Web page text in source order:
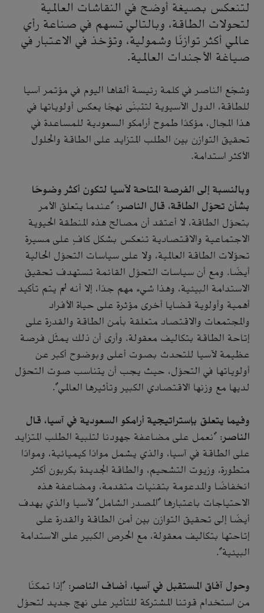
لتنعكس بصيغة أوضح في النقاشات العالمية
لتحولات الطاقة، وبالتالي تسهم في صناعة رأي
عالمي أكثر توازنًا وشمولية، وتؤخذ في الاعتبار في
صياغة الأجندات العالمية.
وشجّع الناصر في كلمة رئيسة ألقاها اليوم في مؤتمر آسيا
للطاقة، الدول الآسيوية لتتبنّى نهجًا يعكس أولوياتها في
هذا المجال، مؤكدًا طموح أرامكو السعودية للمساعدة في
تحقيق التوازن بين الطلب المتزايد على الطاقة والحلول
الأكثر استدامة.
وبالنسبة إلى الفرصة المتاحة لآسيا لتكون أكثر وضوحًا
بشأن تحوّل الطاقة، قال الناصر: "عندما يتعلق الأمر
بتحوّل الطاقة، لا أعتقد أن مصالح هذه المنطقة الحيوية
الاجتماعية والاقتصادية تنعكس بشكل كافٍ على مسيرة
تحوّلات الطاقة العالمية، ولا على سياسات التحوّل الحالية
أيضًا. ومع أن سياسات التحوّل القائمة تستهدف تحقيق
الاستدامة البيئية، وهذا شيء مهم جدًا، إلا أنه لم يتم تأكيد
أهمية وأولوية قضايا أخرى مؤثرة على حياة الأفراد
والمجتمعات والاقتصاد متعلقة بأمن الطاقة والقدرة على
إتاحة الطاقة بتكاليف معقولة. وأرى أن ذلك يمثّل فرصة
عظيمة لآسيا للتحدث بصوت أعلى وبوضوح أكبر عن
أولوياتها في التحوّل، حيث يجب أن يتناسب صوت التحوّل
لديها مع وزنها الاقتصادي الكبير وتأثيرها العالمي".
وفيما يتعلق بإستراتيجية أرامكو السعودية في آسيا، قال
الناصر: "نعمل على مضاعفة جهودنا لتلبية الطلب المتزايد
على الطاقة في آسيا، والذي يشمل موادًا كيميائية، وموادًا
متطورة، وزيوت التشحيم، والطاقة الجديدة بكربون أكثر
انخفاضًا والمدعومة بتقنيات متقدمة، ومضاعفة هذه
الاحتياجات باعتبارها "المصدر الشامل" لآسيا والذي يهدف
أيضًا إلى تحقيق التوازن بين أمن الطاقة والقدرة على
إتاحتها بتكاليف معقولة، مع الحرص الكبير على الاستدامة
البيئية".
وحول آفاق المستقبل في آسيا، أضاف الناصر: "إذا تمكنّا
من استخدام قوتنا المشتركة للتأثير على نهج جديد لتحوّل